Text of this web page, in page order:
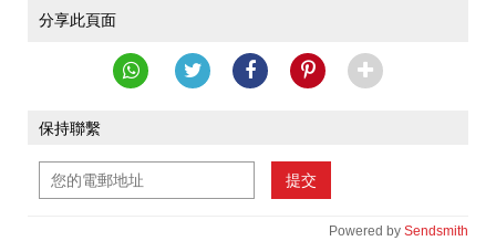
分享此頁面
保持聯繫
提交
Powered by Sendsmith